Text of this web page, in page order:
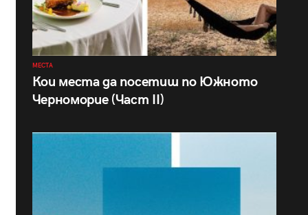
МЕСТА
Кои места да посетиш по Южното
Черноморие (Част II)